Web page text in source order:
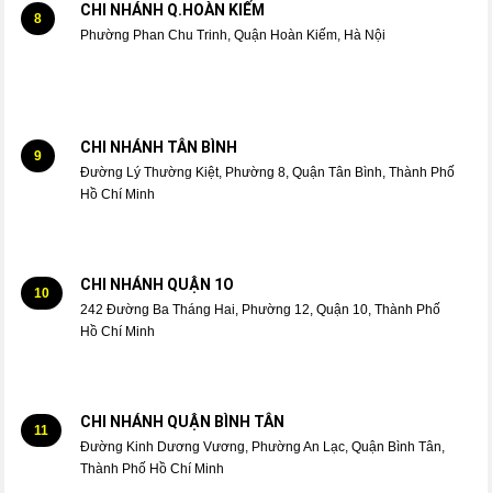
8 CHI NHÁNH Q.HOÀN KIẾM
Phường Phan Chu Trinh, Quận Hoàn Kiếm, Hà Nội
9 CHI NHÁNH TÂN BÌNH
Đường Lý Thường Kiệt, Phường 8, Quận Tân Bình, Thành Phố
Hồ Chí Minh
10 CHI NHÁNH QUẬN 1O
242 Đường Ba Tháng Hai, Phường 12, Quận 10, Thành Phố
Hồ Chí Minh
11 CHI NHÁNH QUẬN BÌNH TÂN
Đường Kinh Dương Vương, Phường An Lạc, Quận Bình Tân,
Thành Phố Hồ Chí Minh